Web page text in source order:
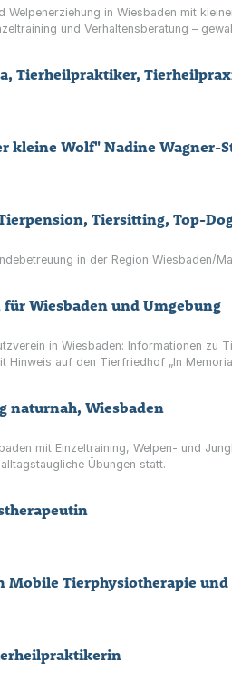
Welpenerziehung in Wiesbaden mit
und Verhaltensberatung –
Tierheilpraktiker,
kleine Wolf" Nadine Wagner-
Tiersitting, Top-
in der Region Wiesbaden/
Wiesbaden und Umgebung
in Wiesbaden: Informationen zu
Hinweis auf den Tierfriedhof „In
naturnah, Wiesbaden
mit Einzeltraining, Welpen- und
Übungen statt.
Mobile Tierphysiotherapie